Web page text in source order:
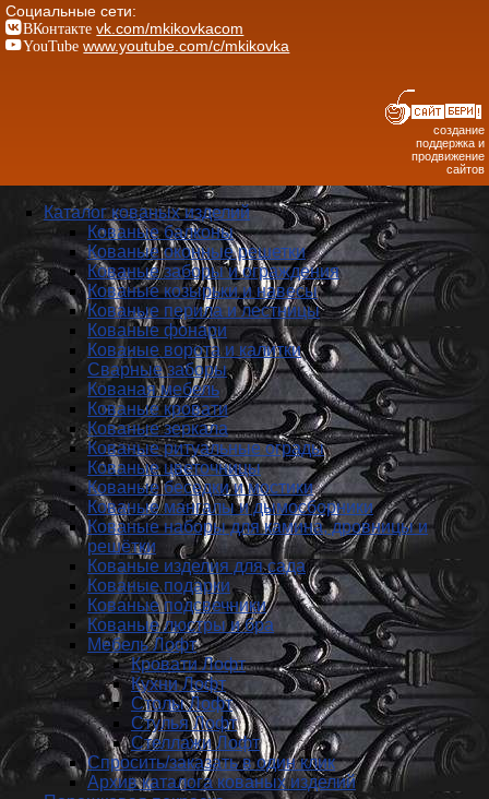
Социальные сети:
ВКонтакте vk.com/mkikovkacom
YouTube www.youtube.com/c/mkikovka
создание
поддержка и
продвижение
сайтов
Каталог кованых изделий
Кованые балконы
Кованые оконные решетки
Кованые заборы и ог­ражде­ния
Кованые козырьки и навесы
Кованые перила и лестницы
Кованые фонари
Кованые ворота и калитки
Сварные заборы
Кованая мебель
Кованые кровати
Кованые зеркала
Кованые ритуальные ограды
Кованые цветочницы
Кованые беседки и мостики
Кованые мангалы и дымосборники
Кованые наборы для камина, дровницы и
решётки
Кованые изделия для сада
Кованые подарки
Кованые подсвечники
Кованые люстры и бра
Мебель Лофт
Кровати Лофт
Кухни Лофт
Столы Лофт
Стулья Лофт
Стеллажи Лофт
Спросить/заказать в один клик
Архив каталога кованых изделий